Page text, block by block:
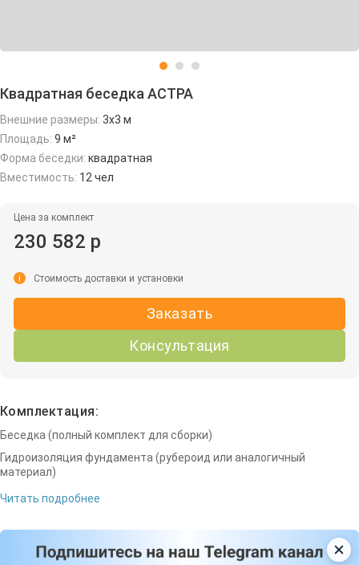
Квадратная беседка АСТРА
Внешние размеры: 3х3 м
Площадь: 9 м²
Форма беседки: квадратная
Вместимость: 12 чел
Цена за комплект
230 582 р
Заказать
Консультация
i Стоимость доставки и установки
Комплектация:
Беседка (полный комплект для сборки)
Гидроизоляция фундамента (рубероид или аналогичный
материал)
Читать подробнее